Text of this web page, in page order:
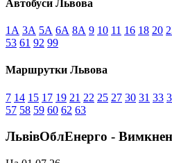
Автобуси Львова
1А 3А 5А 6А 8А 9 10 11 16 18 20
53 61 92 99
Маршрутки Львова
7 14 15 17 19 21 22 25 27 30 31 33
57 58 59 60 62 63
ЛьвівОблЕнерго -